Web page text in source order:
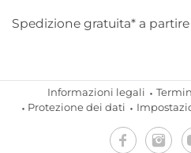
Spedizione gratuita* a
Informazioni legali
Protezione dei dati